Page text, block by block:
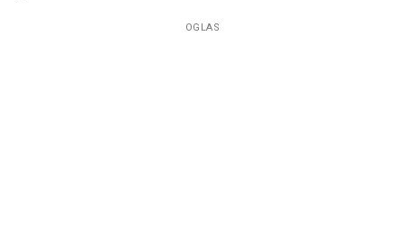
OGLAS